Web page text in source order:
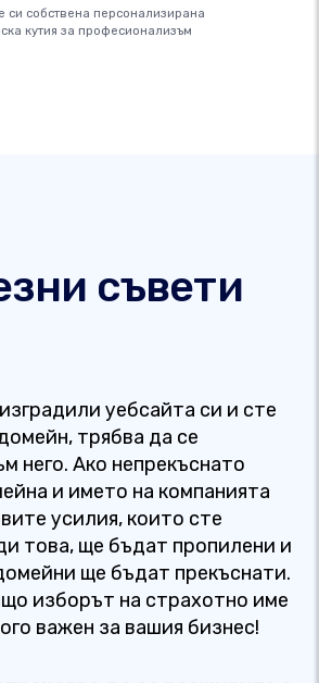
си собствена персонализирана
кутия за професионализъм
съвети
уебсайта си и сте
трябва да се
него. Ако непрекъснато
и името на компанията
усилия, които сте
това, ще бъдат пропилени и
ще бъдат прекъснати.
изборът на страхотно име
важен за вашия бизнес!